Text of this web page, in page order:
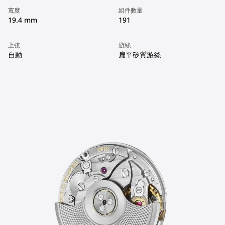
寬度
19.4 mm
組件數量
191
上弦
自動
游絲
扁平矽質游絲